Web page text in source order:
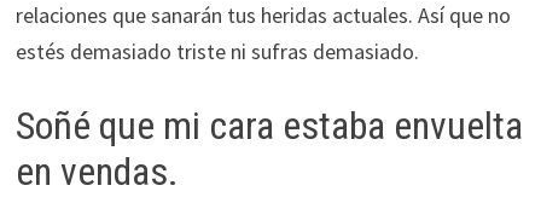
relaciones que sanarán tus heridas actuales. Así que no
estés demasiado triste ni sufras demasiado.
Soñé que mi cara estaba envuelta
en vendas.